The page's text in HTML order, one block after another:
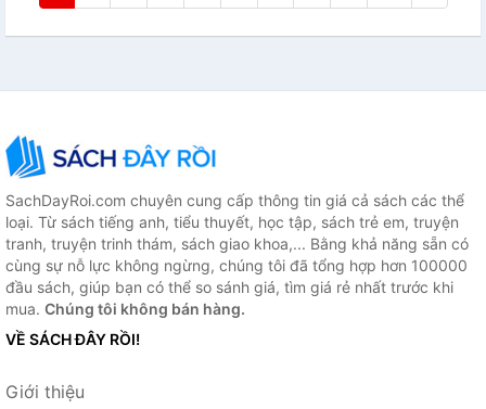
SachDayRoi.com chuyên cung cấp thông tin giá cả sách các thể
loại. Từ sách tiếng anh, tiểu thuyết, học tập, sách trẻ em, truyện
tranh, truyện trinh thám, sách giao khoa,... Bằng khả năng sẵn có
cùng sự nỗ lực không ngừng, chúng tôi đã tổng hợp hơn 100000
đầu sách, giúp bạn có thể so sánh giá, tìm giá rẻ nhất trước khi
mua. Chúng tôi không bán hàng.
VỀ SÁCH ĐÂY RỒI!
Giới thiệu